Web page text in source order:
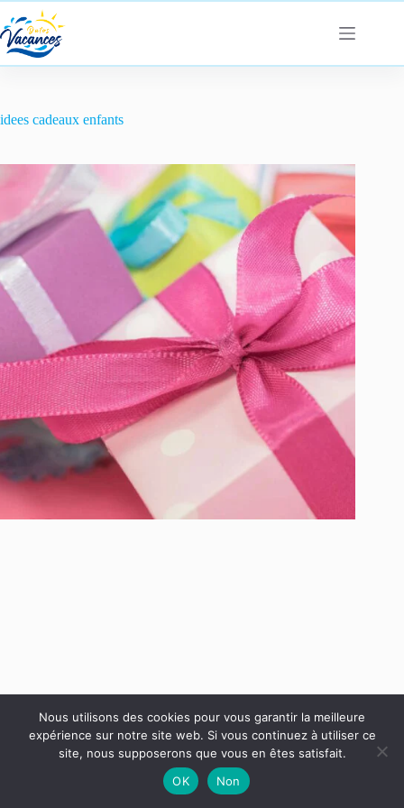
Passer
au
contenu
idees cadeaux enfants
Copyright © 2026 Toutes les dates des vacances scolaires
Plan du site
Politique en matière de cookies
Nous utilisons des cookies pour vous garantir la meilleure
expérience sur notre site web. Si vous continuez à utiliser ce
site, nous supposerons que vous en êtes satisfait.
OK
Non